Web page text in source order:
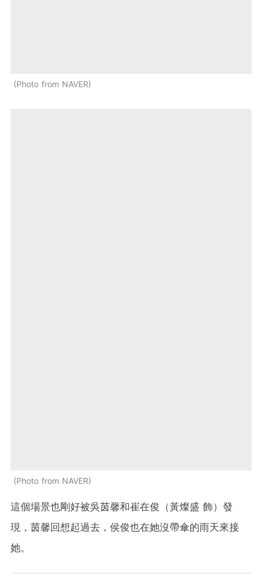
Photo from NAVER
Photo from NAVER
這個場景也剛好被吳茵馨和崔在俊（黃燦盛 飾）發
現，茵馨回想起過去，侯俊也在她沒帶傘的雨天來接
她。